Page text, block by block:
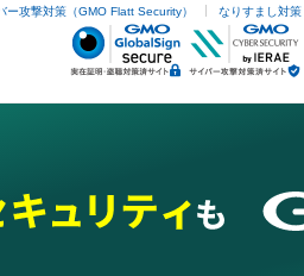
ー攻撃対策（GMO Flatt Security） なりすまし対策